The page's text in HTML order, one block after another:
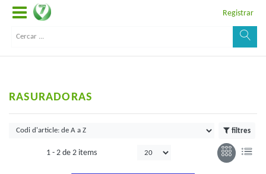
Registrar
RASURADORAS
filtres
1 - 2 de 2 items